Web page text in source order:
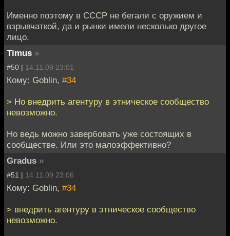
Именно поэтому в СССР не бегали с оружием и
взрывчаткой, да и рынки имели несколько другое
лицо.
Timus »
#50 | 14.11.09 23:01
Кому: Goblin, #34
> Но внедрить агентуру в этническое сообщество
невозможно.
Но ведь можно завербовать уже состоящих в
сообществе. Или это малоэффективно?
Gradus »
#51 | 14.11.09 23:06
Кому: Goblin, #34
> внедрить агентуру в этническое сообщество
невозможно.